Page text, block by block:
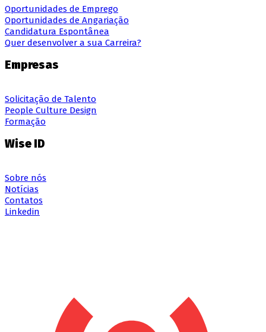
Oportunidades de Emprego
Oportunidades de Angariação
Candidatura Espontânea
Quer desenvolver a sua Carreira?
Empresas
Solicitação de Talento
People Culture Design
Formação
Wise ID
Sobre nós
Notícias
Contatos
Linkedin